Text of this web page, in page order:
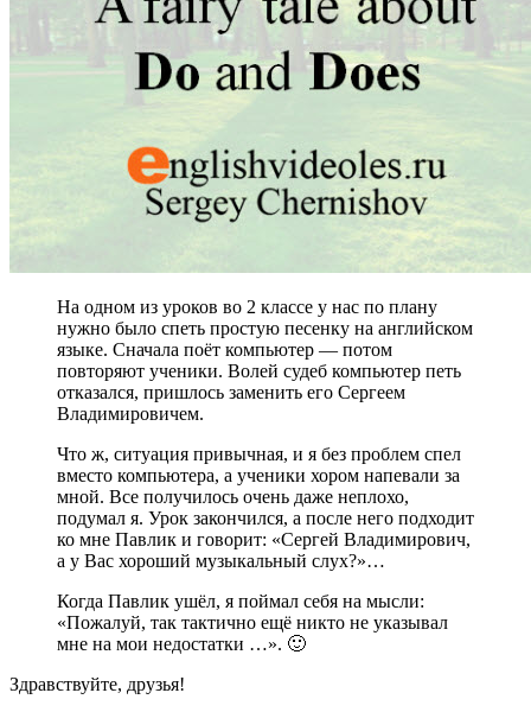
На одном из уроков во 2 классе у нас по плану
нужно было спеть простую песенку на английском
языке. Сначала поёт компьютер — потом
повторяют ученики. Волей судеб компьютер петь
отказался, пришлось заменить его Сергеем
Владимировичем.
Что ж, ситуация привычная, и я без проблем спел
вместо компьютера, а ученики хором напевали за
мной. Все получилось очень даже неплохо,
подумал я. Урок закончился, а после него подходит
ко мне Павлик и говорит: «Сергей Владимирович,
а у Вас хороший музыкальный слух?»…
Когда Павлик ушёл, я поймал себя на мысли:
«Пожалуй, так тактично ещё никто не указывал
мне на мои недостатки …». 🙂
Здравствуйте, друзья!